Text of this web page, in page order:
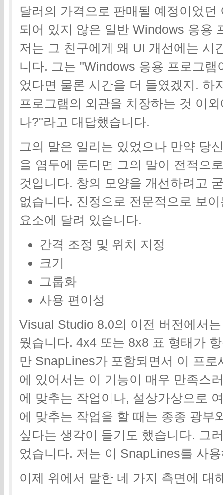
달러의 가격으로 판매될 예정이었
되어 있지 않은 일반 Windows 응용
저는 그 친구에게 왜 UI 개선에는 시
니다. 그는 "Windows 응용 프로그
었다면 물론 시간을 더 들였겠지. 하
프로그램의 외관을 치장하는 것 이
나?"라고 대답했습니다.
그의 말은 일리는 있었으나 만약 당
을 염두에 둔다면 그의 말이 전적으
것입니다. 창의 모양을 개선하려고
없습니다. 진정으로 전문적으로 보
요소에 달려 있습니다.
간격 조정 및 위치 지정
크기
그룹화
사용 편이성
Visual Studio 8.0의 이전 버전에서
웠습니다. 4x4 또는 8x8 표 형태가
만 SnapLines가 포함되면서 이 프
에 있어서는 이 기능이 매우 만족스
에 맞추는 작업이나, 설상가상으로
에 맞추는 작업을 할 때는 종종 광부
싶다는 생각이 들기도 했습니다. 그
었습니다. 저는 이 SnapLines를 사
이제 위에서 말한 네 가지 측면에 대